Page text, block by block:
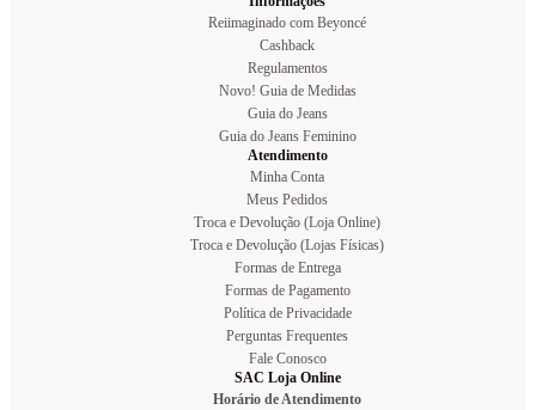
Reiimaginado com Beyoncé
Cashback
Regulamentos
Novo! Guia de Medidas
Guia do Jeans
Guia do Jeans Feminino
Atendimento
Minha Conta
Meus Pedidos
Troca e Devolução (Loja Online)
Troca e Devolução (Lojas Físicas)
Formas de Entrega
Formas de Pagamento
Política de Privacidade
Perguntas Frequentes
Fale Conosco
SAC Loja Online
Horário de Atendimento